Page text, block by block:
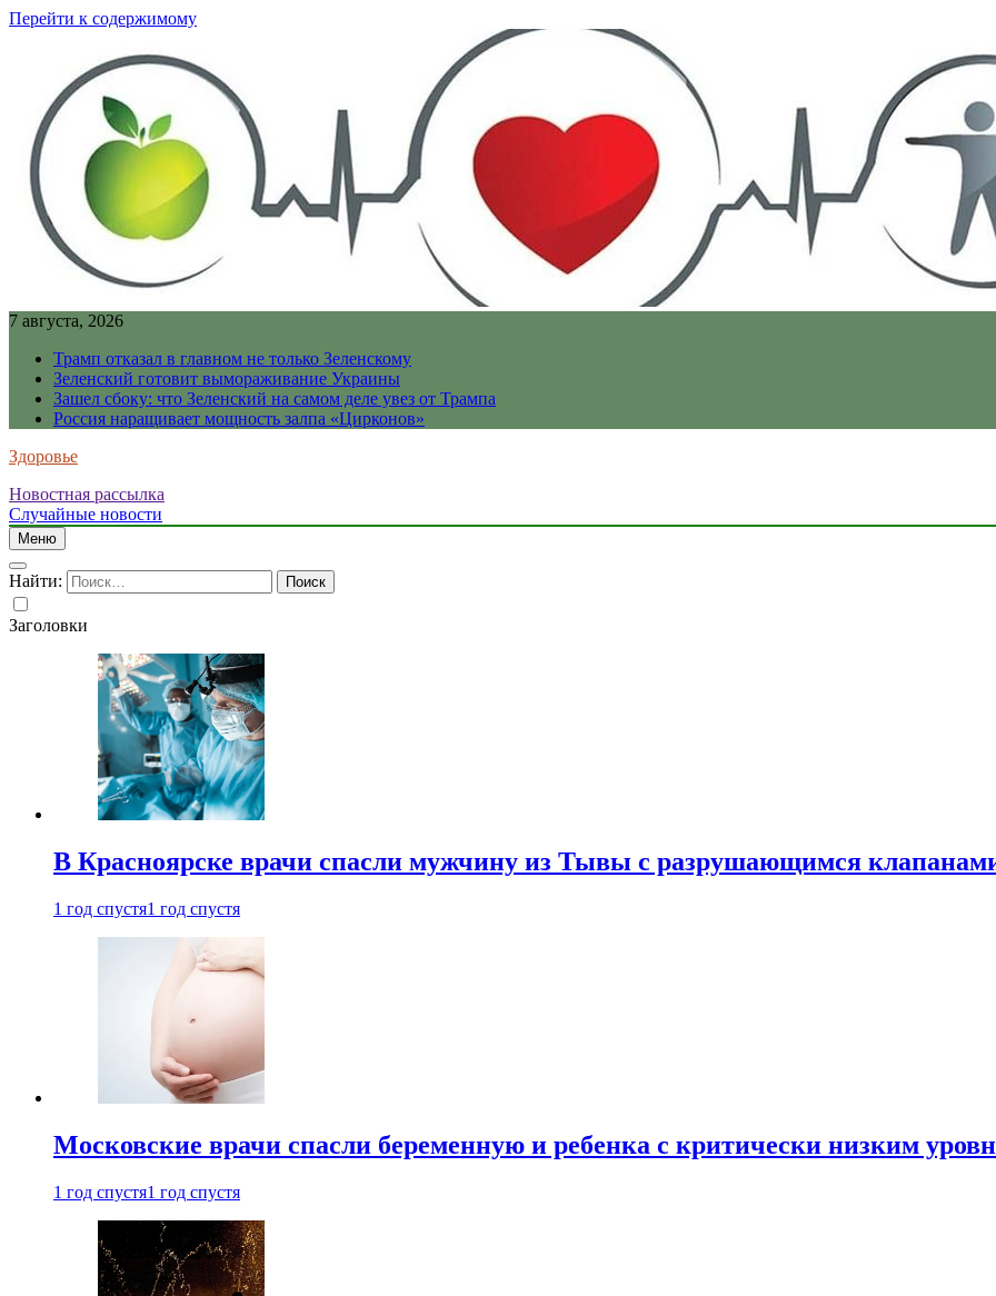
Перейти к содержимому
7 августа, 2026
Трамп отказал в главном не только Зеленскому
Зеленский готовит вымораживание Украины
Зашел сбоку: что Зеленский на самом деле увез от Трампа
Россия наращивает мощность залпа «Цирконов»
Здоровье
Новостная рассылка
Случайные новости
Меню
Найти:
Заголовки
В Красноярске врачи спасли мужчину из Тывы с разрушающимся
1 год спустя1 год спустя
Московские врачи спасли беременную и ребенка с критически низким
1 год спустя1 год спустя